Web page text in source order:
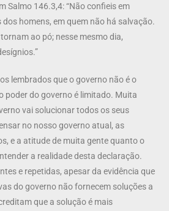
Salmo 146.3,4: “Não confieis em
homens, em quem não há salvação.
ao pó; nesse mesmo dia,
lembrados que o governo não é o
poder do governo é limitado. Muita
vai solucionar todos os seus
no nosso governo atual, as
e a atitude de muita gente quanto o
a realidade desta declaração.
e repetidas, apesar da evidência que
do governo não fornecem soluções a
que a solução é mais